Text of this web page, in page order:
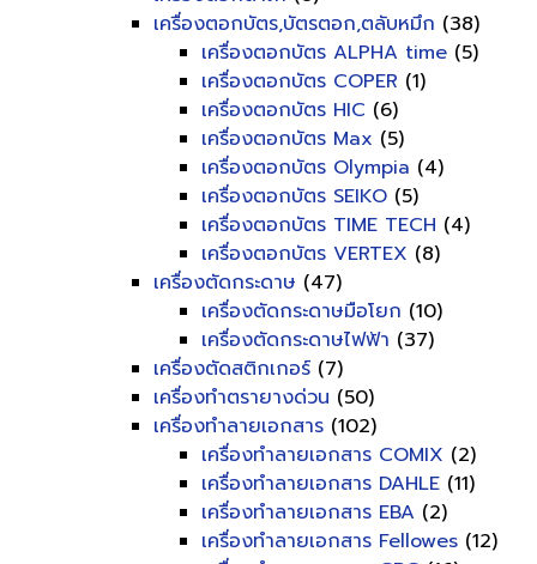
เครื่องตอกบัตร,บัตรตอก,ตลับหมึก (38)
เครื่องตอกบัตร ALPHA time (5)
เครื่องตอกบัตร COPER (1)
เครื่องตอกบัตร HIC (6)
เครื่องตอกบัตร Max (5)
เครื่องตอกบัตร Olympia (4)
เครื่องตอกบัตร SEIKO (5)
เครื่องตอกบัตร TIME TECH (4)
เครื่องตอกบัตร VERTEX (8)
เครื่องตัดกระดาษ (47)
เครื่องตัดกระดาษมือโยก (10)
เครื่องตัดกระดาษไฟฟ้า (37)
เครื่องตัดสติกเกอร์ (7)
เครื่องทำตรายางด่วน (50)
เครื่องทำลายเอกสาร (102)
เครื่องทำลายเอกสาร COMIX (2)
เครื่องทำลายเอกสาร DAHLE (11)
เครื่องทำลายเอกสาร EBA (2)
เครื่องทำลายเอกสาร Fellowes (12)